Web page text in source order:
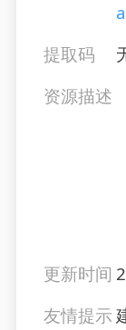
提取码
资源描述
更新时间
友情提示